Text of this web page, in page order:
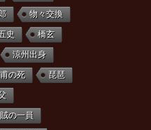
物々交換
史 橋玄
涼州出身
の死 琵琶
の一員